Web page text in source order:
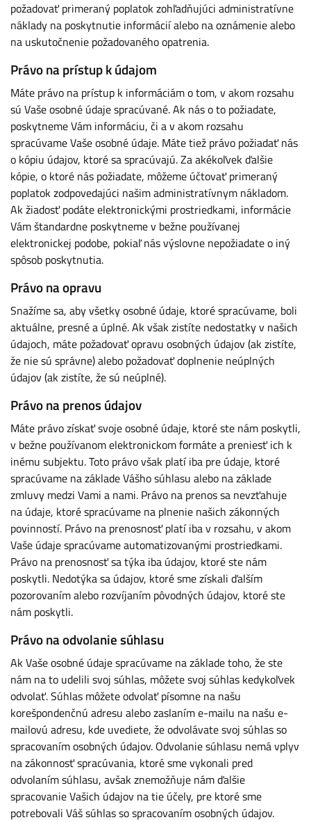
požadovať primeraný poplatok zohľadňujúci administratívne
náklady na poskytnutie informácií alebo na oznámenie alebo
na uskutočnenie požadovaného opatrenia.
Právo na prístup k údajom
Máte právo na prístup k informáciám o tom, v akom rozsahu
sú Vaše osobné údaje spracúvané. Ak nás o to požiadate,
poskytneme Vám informáciu, či a v akom rozsahu
spracúvame Vaše osobné údaje. Máte tiež právo požiadať nás
o kópiu údajov, ktoré sa spracúvajú. Za akékoľvek ďalšie
kópie, o ktoré nás požiadate, môžeme účtovať primeraný
poplatok zodpovedajúci našim administratívnym nákladom.
Ak žiadosť podáte elektronickými prostriedkami, informácie
Vám štandardne poskytneme v bežne používanej
elektronickej podobe, pokiaľ nás výslovne nepožiadate o iný
spôsob poskytnutia.
Právo na opravu
Snažíme sa, aby všetky osobné údaje, ktoré spracúvame, boli
aktuálne, presné a úplné. Ak však zistíte nedostatky v našich
údajoch, máte požadovať opravu osobných údajov (ak zistíte,
že nie sú správne) alebo požadovať doplnenie neúplných
údajov (ak zistíte, že sú neúplné).
Právo na prenos údajov
Máte právo získať svoje osobné údaje, ktoré ste nám poskytli,
v bežne používanom elektronickom formáte a preniesť ich k
inému subjektu. Toto právo však platí iba pre údaje, ktoré
spracúvame na základe Vášho súhlasu alebo na základe
zmluvy medzi Vami a nami. Právo na prenos sa nevzťahuje
na údaje, ktoré spracúvame na plnenie našich zákonných
povinností. Právo na prenosnosť platí iba v rozsahu, v akom
Vaše údaje spracúvame automatizovanými prostriedkami.
Právo na prenosnosť sa týka iba údajov, ktoré ste nám
poskytli. Nedotýka sa údajov, ktoré sme získali ďalším
pozorovaním alebo rozvíjaním pôvodných údajov, ktoré ste
nám poskytli.
Právo na odvolanie súhlasu
Ak Vaše osobné údaje spracúvame na základe toho, že ste
nám na to udelili svoj súhlas, môžete svoj súhlas kedykoľvek
odvolať. Súhlas môžete odvolať písomne na našu
korešpondenčnú adresu alebo zaslaním e-mailu na našu e-
mailovú adresu, kde uvediete, že odvolávate svoj súhlas so
spracovaním osobných údajov. Odvolanie súhlasu nemá vplyv
na zákonnosť spracúvania, ktoré sme vykonali pred
odvolaním súhlasu, avšak znemožňuje nám ďalšie
spracovanie Vašich údajov na tie účely, pre ktoré sme
potrebovali Váš súhlas so spracovaním osobných údajov.